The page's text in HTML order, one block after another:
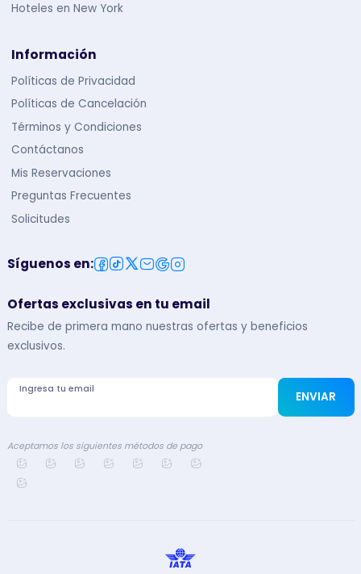
Hoteles en New York
Información
Políticas de Privacidad
Políticas de Cancelación
Términos y Condiciones
Contáctanos
Mis Reservaciones
Preguntas Frecuentes
Solicitudes
Síguenos en:
Ofertas exclusivas en tu email
Recibe de primera mano nuestras ofertas y beneficios
exclusivos.
Ingresa tu email
ENVIAR
Aceptamos los siguientes métodos de pago